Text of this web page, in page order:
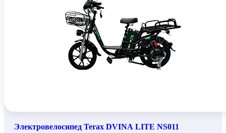
Показать еще3
Электровелосипед Terax DVINA LITE NS011